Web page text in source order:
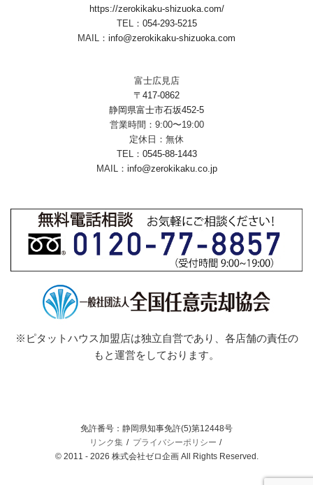
https://zerokikaku-shizuoka.com/
TEL： 054-293-5215
MAIL： info@zerokikaku-shizuoka.com
富士広見店
〒417-0862
静岡県富士市石坂452-5
営業時間：9:00〜19:00
定休日：無休
TEL： 0545-88-1443
MAIL： info@zerokikaku.co.jp
※ピタットハウス加盟店は独立自営であり、各店舗の責任の
もと運営をしております。
免許番号：静岡県知事免許(5)第12448号
リンク集
プライバシーポリシー
© 2011 - 2026 株式会社ゼロ企画 All Rights Reserved.